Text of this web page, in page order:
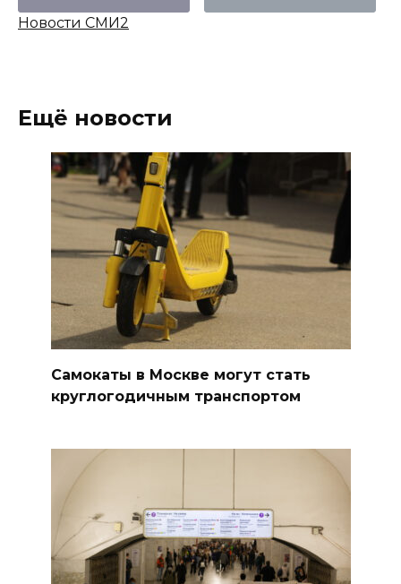
Новости СМИ2
Ещё новости
Самокаты в Москве могут стать
круглогодичным транспортом